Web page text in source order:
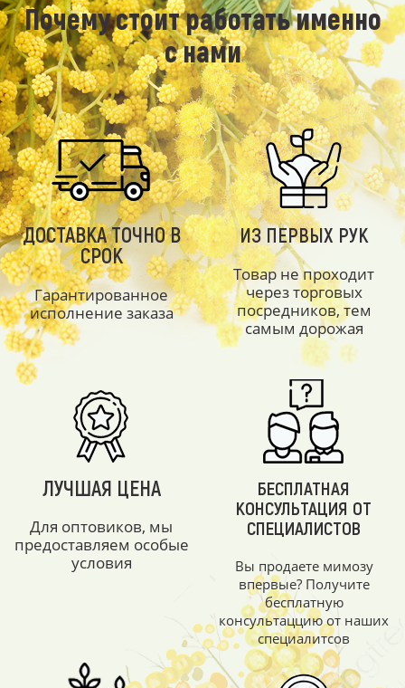
Почему стоит работать именно
с нами
ДОСТАВКА ТОЧНО В
СРОК
Гарантированное
исполнение заказа
ИЗ ПЕРВЫХ РУК
Товар не проходит
через торговых
посредников, тем
самым дорожая
ЛУЧШАЯ ЦЕНА
Для оптовиков, мы
предоставляем особые
условия
БЕСПЛАТНАЯ
КОНСУЛЬТАЦИЯ ОТ
СПЕЦИАЛИСТОВ
Вы продаете мимозу
впервые? Получите
бесплатную
консультаццию от наших
специалитсов